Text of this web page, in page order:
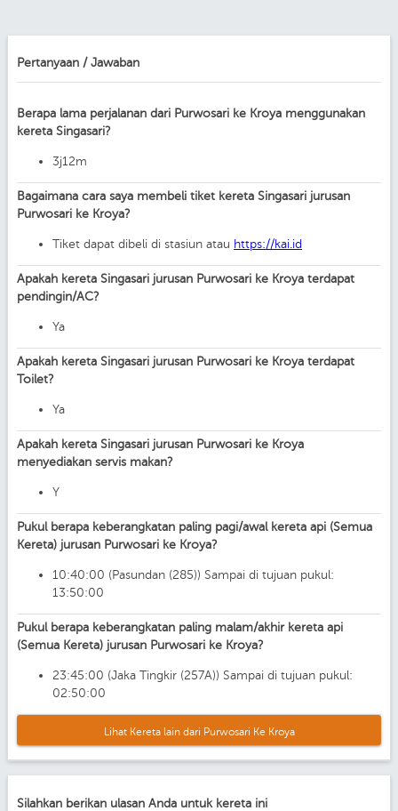
Pertanyaan / Jawaban
Berapa lama perjalanan dari Purwosari ke Kroya menggunakan
kereta Singasari?
3j12m
Bagaimana cara saya membeli tiket kereta Singasari jurusan
Purwosari ke Kroya?
Tiket dapat dibeli di stasiun atau https://kai.id
Apakah kereta Singasari jurusan Purwosari ke Kroya terdapat
pendingin/AC?
Ya
Apakah kereta Singasari jurusan Purwosari ke Kroya terdapat
Toilet?
Ya
Apakah kereta Singasari jurusan Purwosari ke Kroya
menyediakan servis makan?
Y
Pukul berapa keberangkatan paling pagi/awal kereta api (Semua
Kereta) jurusan Purwosari ke Kroya?
10:40:00 (Pasundan (285)) Sampai di tujuan pukul:
13:50:00
Pukul berapa keberangkatan paling malam/akhir kereta api
(Semua Kereta) jurusan Purwosari ke Kroya?
23:45:00 (Jaka Tingkir (257A)) Sampai di tujuan pukul:
02:50:00
Lihat Kereta lain dari Purwosari Ke Kroya
Silahkan berikan ulasan Anda untuk kereta ini